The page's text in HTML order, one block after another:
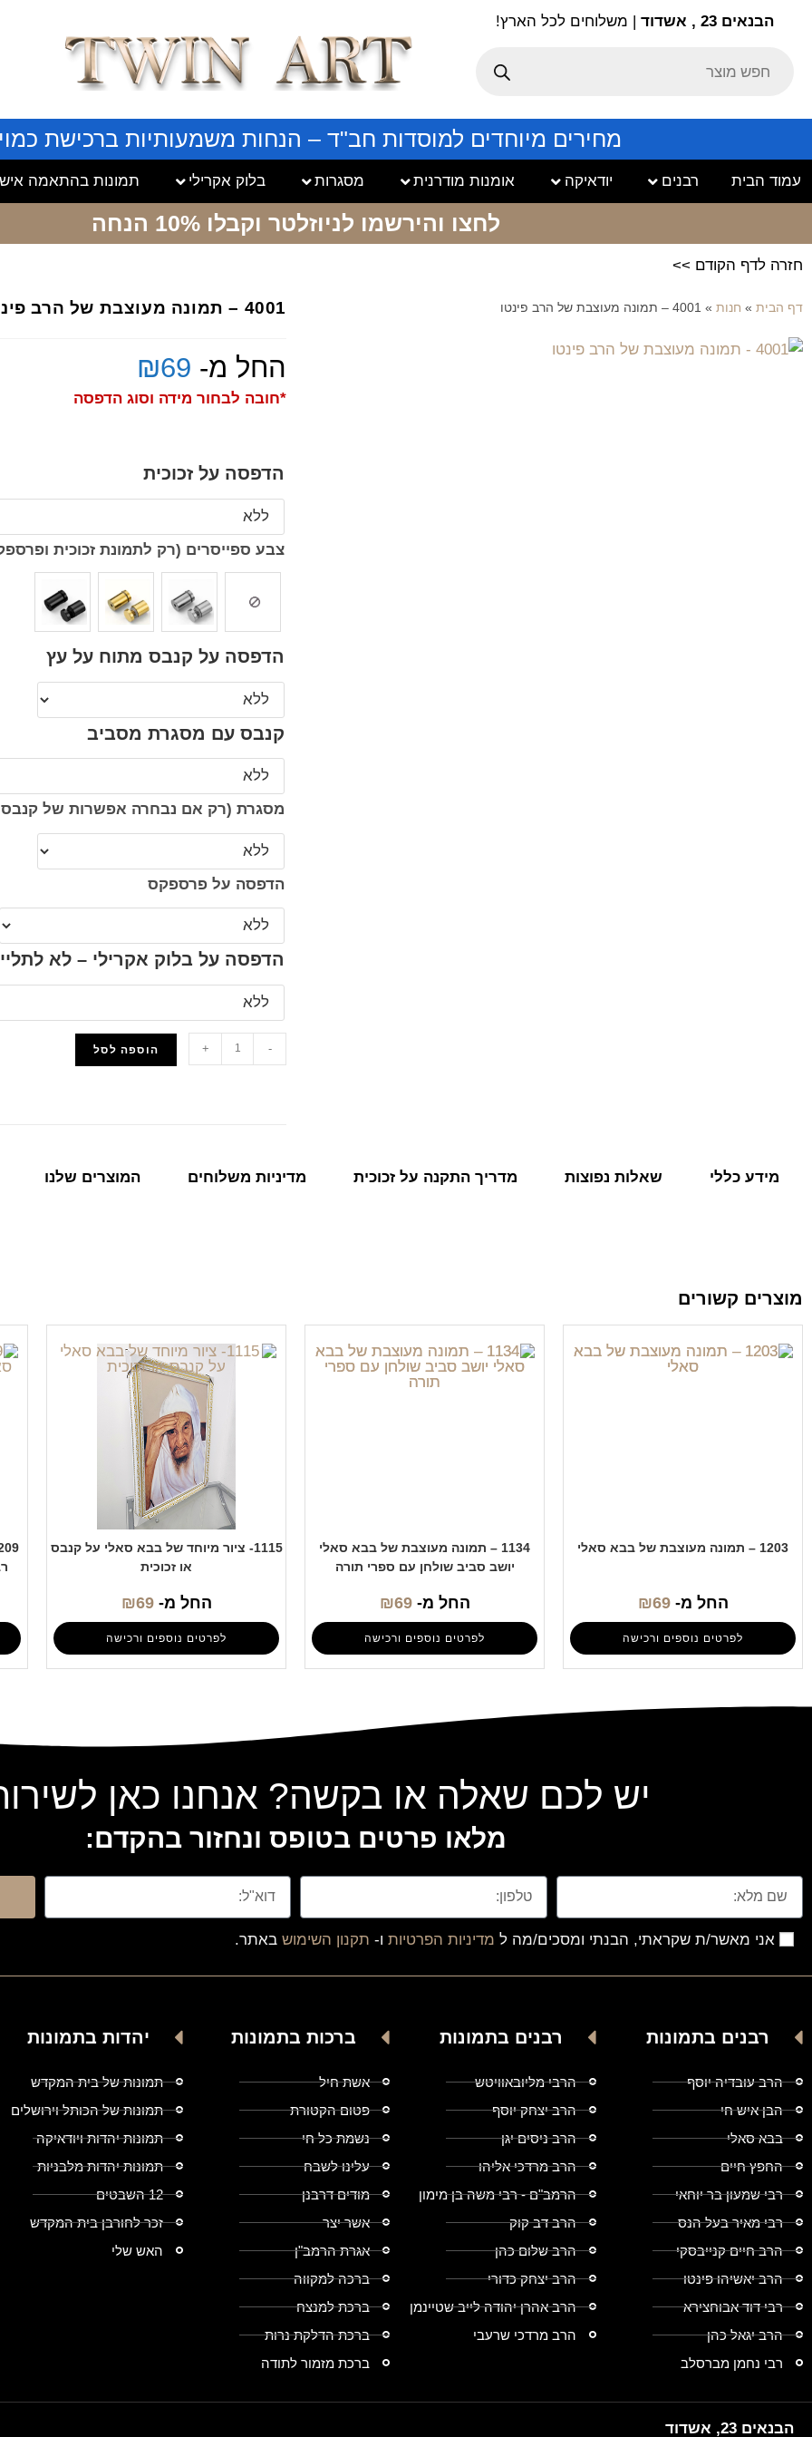
הבנאים 23 , אשדוד | משלוחים לכל הארץ!
מחירים מיוחדים למוסדות חב"ד – הנחות משמעותיות ברכישת
עמוד הבית רבנים יודאיקה אומנות מודרנית מסגרות בלוק אקרילי תמונות בהתאמה
לחצו והירשמו לניוזלטר וקבלו 10% הנחה
חזרה לדף הקודם >>
דף הבית » חנות » 4001 – תמונה מעוצבת של הרב פינטו 4001 – תמונה מעוצבת של הרב פינטו
החל מ- ₪69
*חובה לבחור מידה וסוג הדפסה
הדפסה על זכוכית
צבע ספייסרים (רק לתמונת זכוכית
הדפסה על קנבס מתוח על עץ
קנבס עם מסגרת מסביב
מסגרת (רק אם נבחרה אפשרות של
הדפסה על פרספקס
הדפסה על בלוק אקרילי – לא
-
+ הוספה לסל
מידע כללי שאלות נפוצות מדריך התקנה על זכוכית מדיניות משלוחים המוצרים שלנו
מוצרים קשורים
1203 – תמונה מעוצבת של בבא סאלי
החל מ- ₪69
לפרטים נוספים ורכישה
1134 – תמונה מעוצבת של בבא סאלי
יושב סביב שולחן עם ספרי תורה
החל מ- ₪69
לפרטים נוספים ורכישה
1115- ציור מיוחד של בבא סאלי על קנבס
או זכוכית
החל מ- ₪69
לפרטים נוספים ורכישה
יש לכם שאלה או בקשה? אנחנו כאן
מלאו פרטים בטופס ונחזור בהקדם:
אני מאשר/ת שקראתי, הבנתי ומסכים/מה ל מדיניות הפרטיות ו- תקנון השימוש באתר.
רבנים בתמונות
הרב עובדיה יוסף
הבן איש חי
בבא סאלי
החפץ חיים
רבי שמעון בר יוחאי
רבי מאיר בעל הנס
הרב חיים קנייבסקי
הרב יאשיהו פינטו
רבי דוד אבוחצירא
הרב יגאל כהן
רבי נחמן מברסלב
רבנים בתמונות
הרבי מליובאוויטש
הרב יצחק יוסף
הרב ניסים יגן
הרב מרדכי אליהו
הרמב"ם - רבי משה בן מימון
הרב דב קוק
הרב שלום כהן
הרב יצחק כדורי
הרב אהרן יהודה לייב שטיינמן
הרב מרדכי שרעבי
ברכות בתמונות
אשת חיל
פטום הקטורת
נשמת כל חי
עלינו לשבח
מודים דרבנן
אשר יצר
אגרת הרמב"ן
ברכה למקווה
ברכת למנצח
ברכת הדלקת נרות
ברכת מזמור לתודה
יהדות בתמונות
תמונות של בית המקדש
תמונות של הכותל וירושלים
תמונות יהדות ויודאיקה
תמונות יהדות מלבניות
12 השבטים
זכר לחורבן בית המקדש
האש שלי
הבנאים 23, אשדוד